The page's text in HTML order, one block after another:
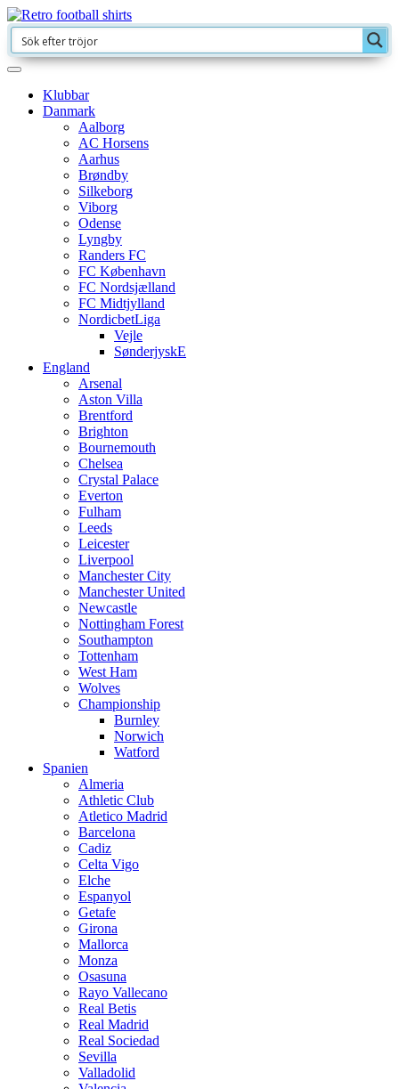
Klubbar
Danmark
Aalborg
AC Horsens
Aarhus
Brøndby
Silkeborg
Viborg
Odense
Lyngby
Randers FC
FC København
FC Nordsjælland
FC Midtjylland
NordicbetLiga
Vejle
SønderjyskE
England
Arsenal
Aston Villa
Brentford
Brighton
Bournemouth
Chelsea
Crystal Palace
Everton
Fulham
Leeds
Leicester
Liverpool
Manchester City
Manchester United
Newcastle
Nottingham Forest
Southampton
Tottenham
West Ham
Wolves
Championship
Burnley
Norwich
Watford
Spanien
Almeria
Athletic Club
Atletico Madrid
Barcelona
Cadiz
Celta Vigo
Elche
Espanyol
Getafe
Girona
Mallorca
Monza
Osasuna
Rayo Vallecano
Real Betis
Real Madrid
Real Sociedad
Sevilla
Valladolid